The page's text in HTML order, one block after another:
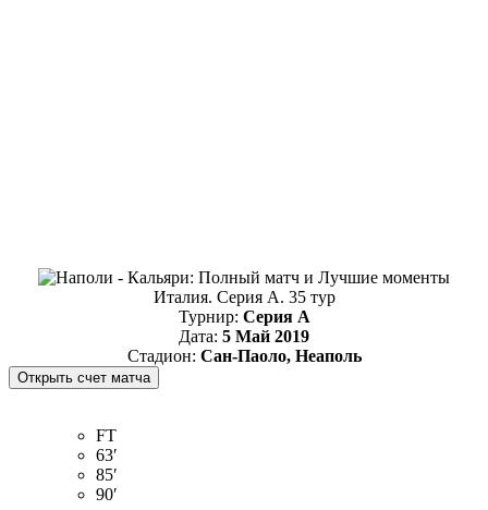
Италия. Серия А. 35 тур
Турнир: Серия А
Дата: 5 Май 2019
Стадион: Сан-Паоло, Неаполь
FT
63′
85′
90′